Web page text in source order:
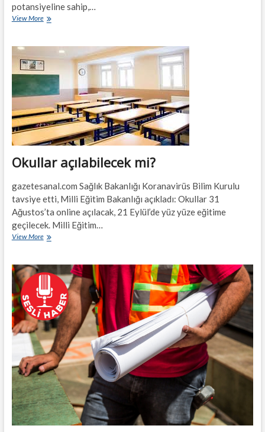
potansiyeline sahip,…
View MoreCovit-
Yeni
normal,
yetersiz
mi?…
Okullar açılabilecek mi?
gazetesanal.com Sağlık Bakanlığı Koranavirüs Bilim Kurulu
tavsiye etti, Milli Eğitim Bakanlığı açıkladı: Okullar 31
Ağustos’ta online açılacak, 21 Eylül’de yüz yüze eğitime
geçilecek. Milli Eğitim…
View MoreOkullar